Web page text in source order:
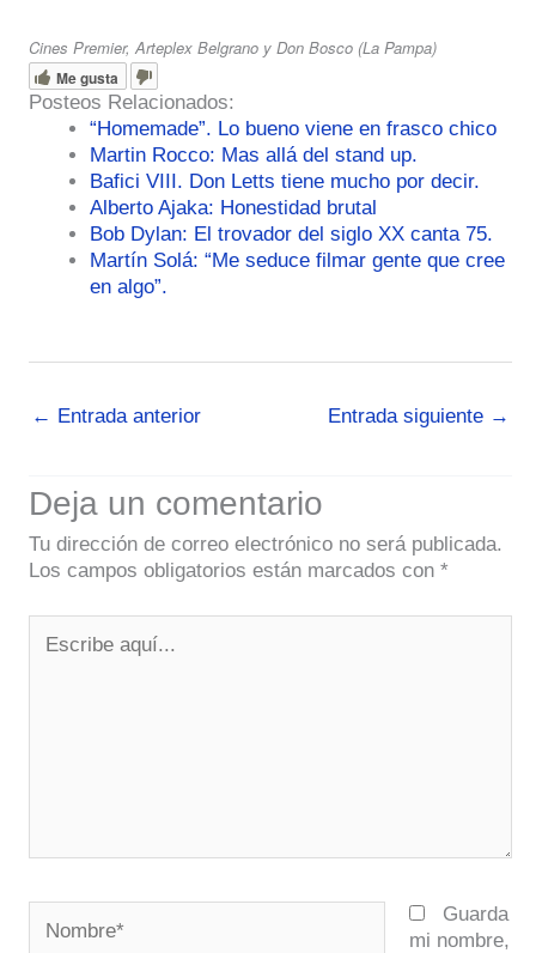
Cines Premier, Arteplex Belgrano y Don Bosco (La Pampa)
Me gusta
Posteos Relacionados:
“Homemade”. Lo bueno viene en frasco chico
Martin Rocco: Mas allá del stand up.
Bafici VIII. Don Letts tiene mucho por decir.
Alberto Ajaka: Honestidad brutal
Bob Dylan: El trovador del siglo XX canta 75.
Martín Solá: “Me seduce filmar gente que cree
en algo”.
← Entrada anterior Entrada siguiente →
Deja un comentario
Tu dirección de correo electrónico no será publicada.
Los campos obligatorios están marcados con *
aquí...
Guarda
mi nombre,